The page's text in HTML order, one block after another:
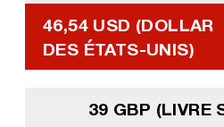
46,54 USD (DOLLAR
DES ÉTATS-UNIS)
39 GBP (LIVRE